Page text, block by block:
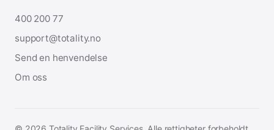
400 200 77
support@totality.no
Send en henvendelse
Om oss